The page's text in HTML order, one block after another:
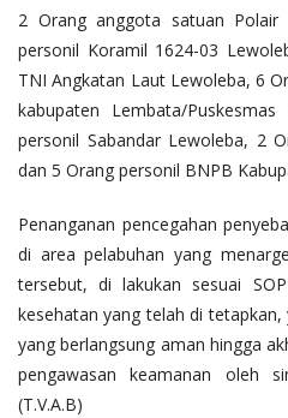
2 Orang anggota satuan
personil Koramil 1624-03
TNI Angkatan Laut Lewoleba, 6
kabupaten Lembata/
personil Sabandar Lewoleba, 2
dan 5 Orang personil BNPB
Penanganan pencegahan
di area pelabuhan yang
tersebut, di lakukan sesuai
kesehatan yang telah di
yang berlangsung aman hingga
pengawasan keamanan oleh
(T.V.A.B)